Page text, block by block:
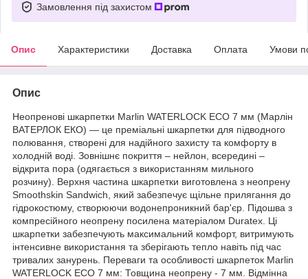
Замовлення під захистом
Опис Характеристики Доставка Оплата Умови
Опис
Неопренові шкарпетки Marlin WATERLOCK ECO 7 мм (Марлін
ВАТЕРЛОК ЕКО) — це преміальні шкарпетки для підводного
полювання, створені для надійного захисту та комфорту в
холодній воді. Зовнішнє покриття – нейлон, всередині –
відкрита пора (одягається з використанням мильного
розчину). Верхня частина шкарпетки виготовлена з неопрену
Smoothskin Sandwich, який забезпечує щільне прилягання до
гідрокостюму, створюючи водонепроникний бар'єр. Підошва з
компресійного неопрену посилена матеріалом Duratex. Ці
шкарпетки забезпечують максимальний комфорт, витримують
інтенсивне використання та зберігають тепло навіть під час
тривалих занурень. Переваги та особливості шкарпеток Marlin
WATERLOCK ECO 7 мм: Товщина неопрену - 7 мм. Відмінна